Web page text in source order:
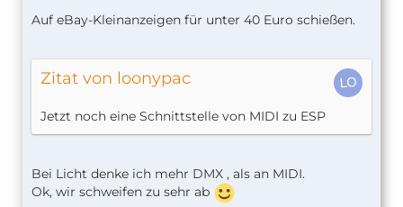
Auf eBay-Kleinanzeigen für unter 40 Euro schießen.
Zitat von loonypac
Jetzt noch eine Schnittstelle von MIDI zu ESP
Bei Licht denke ich mehr DMX , als an MIDI.
Ok, wir schweifen zu sehr ab